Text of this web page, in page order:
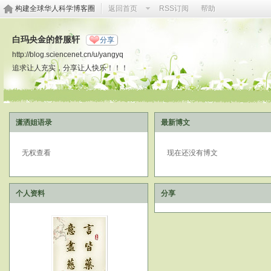
构建全球华人科学博客圈 返回首页 RSS订阅 帮助
白玛央金的舒服轩 分享
http://blog.sciencenet.cn/u/yangyq
追求让人充实，分享让人快乐！！！
潇洒姐语录
无权查看
个人资料
最新博文
现在还没有博文
分享